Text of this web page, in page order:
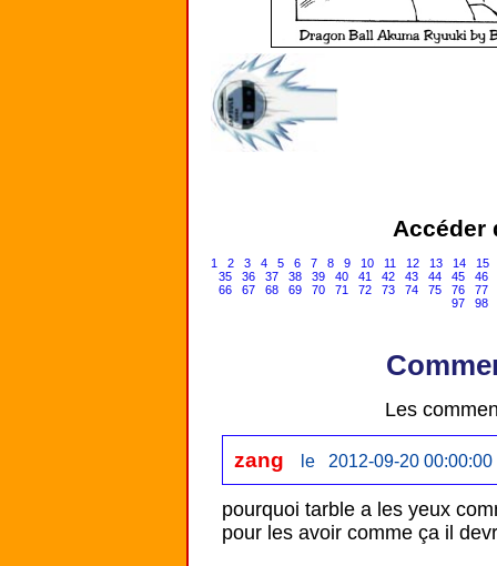
Accéder
1 2 3 4 5 6 7 8 9 10 11 12 13 14
15
35
36 37 38 39 40 41 42 43 44 45
46
66
67 68 69 70 71 72 73 74 75 76
77
97
98
Les
zang le 2012-09-20 00:00:00
pourquoi tarble a les yeux
pour les avoir comme ça il